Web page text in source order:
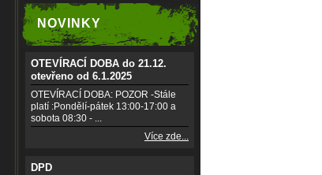
NOVINKY
OTEVÍRACÍ DOBA do 21.12.
otevřeno od 6.1.2025
OTEVÍRACÍ DOBA: POZOR -Stále
platí :Pondělí-pátek 13:00-17:00 a
sobota 08:30 - ...
Více zde...
DPD